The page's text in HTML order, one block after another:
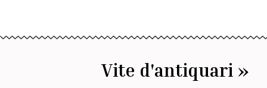
Vite d'antiquari »